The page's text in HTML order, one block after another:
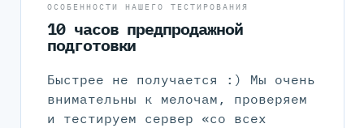
ОСОБЕННОСТИ НАШЕГО ТЕСТИРОВАНИЯ
10 часов предпродажной
подготовки
Быстрее не получается :) Мы очень
внимательны к мелочам, проверяем
и тестируем сервер «со всех